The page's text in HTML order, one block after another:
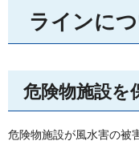
ラインに
危険物施設を
危険物施設が風水害の被